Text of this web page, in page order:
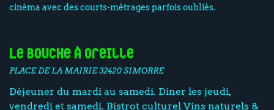
cinéma avec des courts-métrages parfois oubliés.
Le Bouche à Oreille
PLACE DE LA MAIRIE 32420 SIMORRE
Déjeuner du mardi au samedi. Diner les jeudi,
vendredi et samedi. Bistrot culturel Vins naturels &